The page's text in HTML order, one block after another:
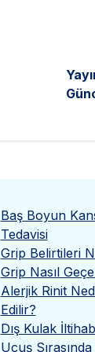
Baş Boyun
Tedavisi
Grip Belirtileri
Grip Nasıl
Alerjik Rinit
Edilir?
Dış Kulak
Uçuş